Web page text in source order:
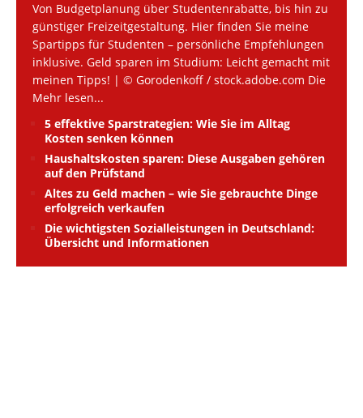
Von Budgetplanung über Studentenrabatte, bis hin zu
günstiger Freizeitgestaltung. Hier finden Sie meine
Spartipps für Studenten – persönliche Empfehlungen
inklusive. Geld sparen im Studium: Leicht gemacht mit
meinen Tipps! | © Gorodenkoff / stock.adobe.com Die
Mehr lesen...
5 effektive Sparstrategien: Wie Sie im Alltag
Kosten senken können
Haushaltskosten sparen: Diese Ausgaben gehören
auf den Prüfstand
Altes zu Geld machen – wie Sie gebrauchte Dinge
erfolgreich verkaufen
Die wichtigsten Sozialleistungen in Deutschland:
Übersicht und Informationen